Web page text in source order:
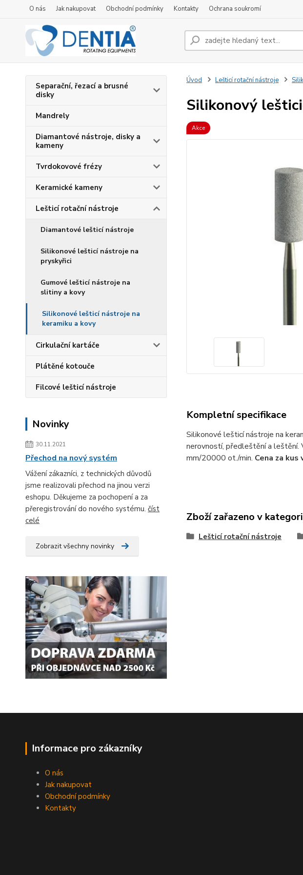
O nás Jak nakupovat Obchodní podmínky Kontakty Ochrana soukromí
Separační, řezací a brusné
disky
Mandrely
Diamantové nástroje, disky a
kameny
Tvrdokovové frézy
Keramické kameny
Lešticí rotační nástroje
Diamantové lešticí nástroje
Silikonové lešticí nástroje na
pryskyřici
Gumové lešticí nástroje na
slitiny a kovy
Silikonové lešticí nástroje na
keramiku a kovy
Cirkulační kartáče
Plátěné kotouče
Filcové lešticí nástroje
Novinky
30.11.2021
Přechod na nový systém
Vážení zákazníci, z technických důvodů
jsme realizovali přechod na jinou verzi
eshopu. Děkujeme za pochopení a za
přeregistrování do nového systému. číst
celé
Zobrazit všechny novinky
Úvod Lešticí rotační nástroje
Silikonový
Akce
Kompletní specifikace
Silikonové lešticí nástroje na
nerovností, předleštění a leštění.
mm/20000 ot./min. Cena za kus
Zboží zařazeno v
Lešticí rotační nástroje
Informace pro zákazníky
O nás
Jak nakupovat
Obchodní podmínky
Kontakty